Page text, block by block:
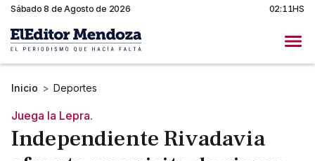
Sábado 8 de Agosto de 2026 02:11HS
Inicio > Deportes
Juega la Lepra.
Independiente Rivadavia